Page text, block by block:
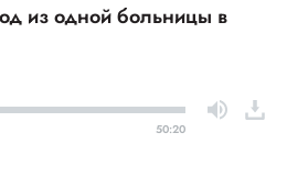
из одной больницы в
50:20